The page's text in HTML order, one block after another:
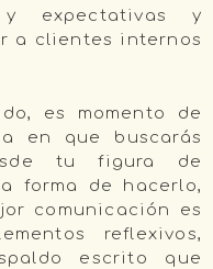
expectativas y
a clientes internos
es momento de
en que buscarás
tu figura de
forma de hacerlo,
comunicación es
reflexivos,
escrito que